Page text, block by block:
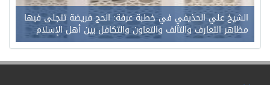
الشيخ علي الحذيفي في خطبة عرفة: الحج فريضة تتجلى فيها
مظاهر التعارف والتآلف والتعاون والتكافل بين أهل الإسلام